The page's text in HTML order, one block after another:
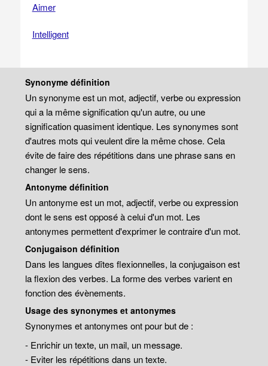
Aimer
Intelligent
Synonyme définition
Un synonyme est un mot, adjectif, verbe ou expression
qui a la même signification qu'un autre, ou une
signification quasiment identique. Les synonymes sont
d'autres mots qui veulent dire la même chose. Cela
évite de faire des répétitions dans une phrase sans en
changer le sens.
Antonyme définition
Un antonyme est un mot, adjectif, verbe ou expression
dont le sens est opposé à celui d'un mot. Les
antonymes permettent d'exprimer le contraire d'un mot.
Conjugaison définition
Dans les langues dîtes flexionnelles, la conjugaison est
la flexion des verbes. La forme des verbes varient en
fonction des évènements.
Usage des synonymes et antonymes
Synonymes et antonymes ont pour but de :
- Enrichir un texte, un mail, un message.
- Eviter les répétitions dans un texte.